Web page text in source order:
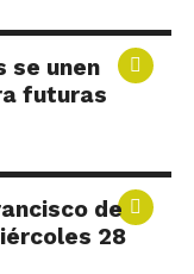
se unen
futuras
de
28